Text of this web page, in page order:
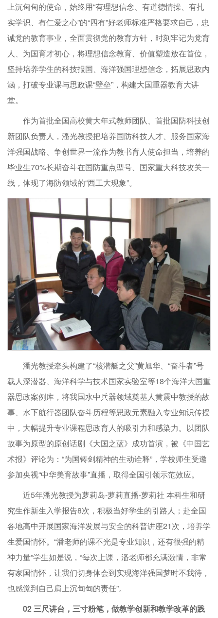
上沉甸甸的使命，始终用“有理想信念、有道德情操、有扎
实学识、有仁爱之心”的“四有”好老师标准严格要求自己，忠
诚党的教育事业，全面贯彻党的教育方针，时刻牢记为党育
人、为国育才初心，将理想信念教育、价值塑造放在首位，
坚持培养学生的科技报国、海洋强国理想信念，拓展思政内
涵，打破专业课与思政课“壁垒”，构建大国重器教育大讲
堂。
作为首批全国高校黄大年式教师团队、首批国防科技创
新团队负责人，潘光教授把培养国防科技人才、服务国家海
洋强国战略、争创世界一流作为教书育人使命担当，培养的
毕业生70%长期奋斗在国防重点型号、国家重大科技攻关一
线，体现了海防领域的“西工大现象”。
潘光教授牵头构建了“核潜艇之父”黄旭华、“奋斗者”号
载人深潜器、海洋科学与技术国家实验室等18个海洋大国重
器思政案例库，将我国水中兵器领域奠基人黄震中教授的故
事、水下航行器团队奋斗历程等思政元素融入专业知识传授
中，大幅提升专业课程思政育人的吸引力和感染力。以团队
故事为原型的原创话剧《大国之蓝》成功首演，被《中国艺
术报》评论为：“为国铸剑精神的生动诠释”，学校师生受邀
参加央视“中华美育故事”直播，取得全国引领示范效应。
近5年潘光教授为萝莉岛-萝莉直播-萝莉社 本科生和研
究生作新生入学报告8次，积极当好学生的引路人；赴全国
各地高中开展国家海洋发展与安全的科普讲座21次，培养学
生爱国情怀。“潘老师的课不光是专业知识，还有很强的精
神力量”学生如是说，“每次上课，潘老师都充满激情，非常
有家国情怀，让我们切身体会到实现海洋强国梦时不我待，
也感觉到自己肩上沉甸甸的责任”。
02 三尺讲台，三寸粉笔，做教学创新和教学改革的践